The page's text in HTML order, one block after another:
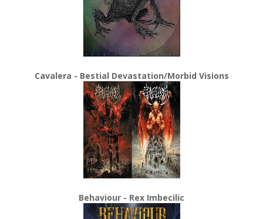
Cavalera - Bestial Devastation/Morbid Visions
Behaviour - Rex Imbecilic